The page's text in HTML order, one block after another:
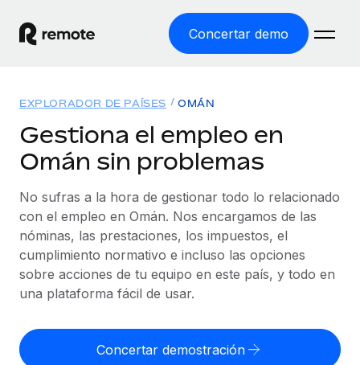
Concertar demo
EMPLEO GLOBAL
Nómina global
Gestiona las nóminas de forma sencilla y conforme a la
legalidad.
Employer of Record
Expándete en todo el mundo sin gastar en entidades.
cumpliendo la normativa.
Soluciones
COBERTURA MUNDIAL
Explorador de países
Consulta el soporte del empleo global según el país.
Explorador estatal de EE. UU.
Simplifica la contratación en todos los estados de EE.
Comparador de Remote
Recursos
HERRAMIENTAS Y CALCULADORAS
Calculadora del riesgo de clasificación errónea
Consulta el riesgo de clasificación errónea por país.
cualquier país.
Precios
English
EXPLORADOR DE PAÍSES OMÁN
Gestiona el empleo en
Omán sin problemas
No sufras a la hora de gestionar todo lo relacionado
con el empleo en Omán. Nos encargamos de las
nóminas, las prestaciones, los impuestos, el
cumplimiento normativo e incluso las opciones
sobre acciones de tu equipo en este país, y todo en
una plataforma fácil de usar.
Concertar demostración